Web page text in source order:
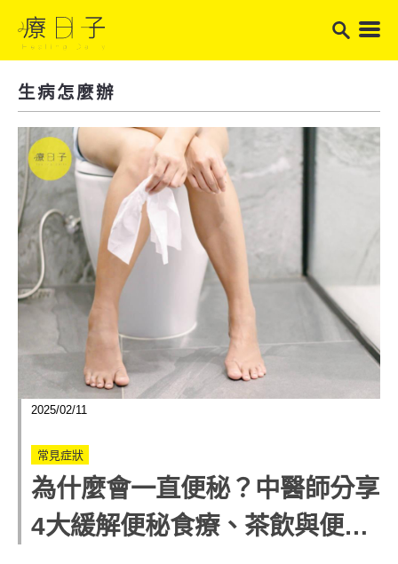
生病怎麼辦
2025/02/11
常見症狀
為什麼會一直便秘？中醫師分享
4大緩解便秘食療、茶飲與便祕